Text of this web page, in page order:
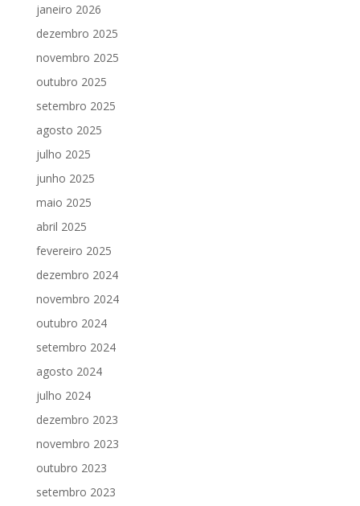
janeiro 2026
dezembro 2025
novembro 2025
outubro 2025
setembro 2025
agosto 2025
julho 2025
junho 2025
maio 2025
abril 2025
fevereiro 2025
dezembro 2024
novembro 2024
outubro 2024
setembro 2024
agosto 2024
julho 2024
dezembro 2023
novembro 2023
outubro 2023
setembro 2023